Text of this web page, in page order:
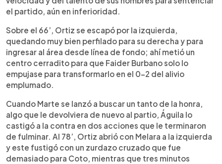
el partido, aún en inferioridad.
Sobre el 66’, Ortiz se escapó por la izquierda,
quedando muy bien perfilado para su derecha y para
ingresar al área desde línea de fondo; ahí metió un
centro cerradito para que Faider Burbano solo lo
empujase para transformarlo en el 0-2 del alivio
emplumado.
Cuando Marte se lanzó a buscar un tanto de la honra,
algo que le devolviera de nuevo al partio, Águila lo
castigó a la contra en dos acciones que le terminaron
de fulminar. Al 78’, Ortiz abrió con Melara a la izquierda
y este fustigó con un zurdazo cruzado que fue
demasiado para Coto, mientras que tres minutos